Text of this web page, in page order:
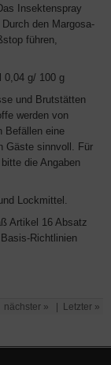
Insektenspray
den Margosa-
führen,
0,04 g/ 100 g
und Brutstätten
werden von
Befällen eine
Gäste sinnvoll. Für
die Angaben
Lockmittel.
Artikel 16 Absatz
Richtlinien
nächster » Letzter »